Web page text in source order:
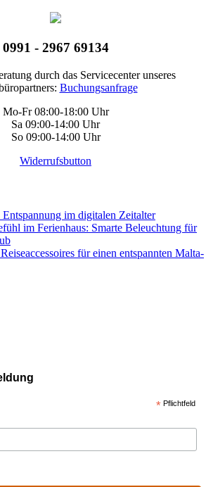
0991 - 2967 69134
durch das Servicecenter unseres
Buchungsanfrage
Mo-Fr 08:00-18:00 Uhr
Sa 09:00-14:00 Uhr
So 09:00-14:00 Uhr
Widerrufsbutton
im digitalen Zeitalter
im Ferienhaus: Smarte Beleuchtung für
für einen entspannten Malta-
* Pflichtfeld